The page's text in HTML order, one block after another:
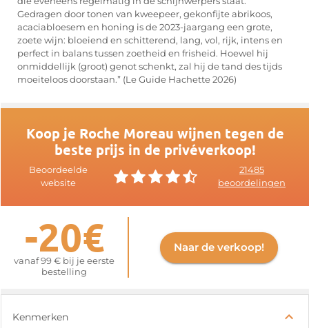
Gedragen door tonen van kweepeer, gekonfijte abrikoos,
acaciabloesem en honing is de 2023-jaargang een grote,
zoete wijn: bloeiend en schitterend, lang, vol, rijk, intens en
perfect in balans tussen zoetheid en frisheid. Hoewel hij
onmiddellijk (groot) genot schenkt, zal hij de tand des tijds
moeiteloos doorstaan.” (Le Guide Hachette 2026)
Koop je Roche Moreau wijnen tegen de
beste prijs in de privéverkoop!
Beoordeelde
website
21485
beoordelingen
-20€
vanaf 99 € bij je eerste
bestelling
Naar de verkoop!
Kenmerken